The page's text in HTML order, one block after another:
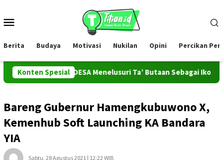
konten
Berita Budaya Motivasi Nukilan Opini Percikan
Konten Spesial
PROMAHADESA Menelusuri Ta’ Butaan Sebagai Ikon
Bareng Gubernur Hamengkubuwono X,
Kemenhub Soft Launching KA Bandara
YIA
Sabtu, 28 Agustus 2021 | 12:22 WIB